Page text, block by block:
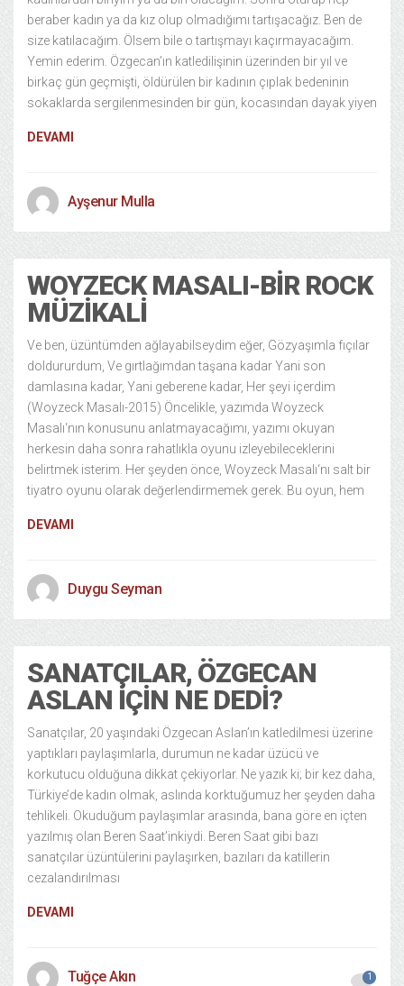
beraber kadın ya da kız olup olmadığımı tartışacağız. Ben de
size katılacağım. Ölsem bile o tartışmayı kaçırmayacağım.
Yemin ederim. Özgecan’ın katledilişinin üzerinden bir yıl ve
birkaç gün geçmişti, öldürülen bir kadının çıplak bedeninin
sokaklarda sergilenmesinden bir gün, kocasından dayak yiyen
DEVAMI
Ayşenur Mulla
WOYZECK MASALI-BIR ROCK
MÜZIKALI
Ve ben, üzüntümden ağlayabilseydim eğer, Gözyaşımla fıçılar
doldururdum, Ve gırtlağımdan taşana kadar Yani son
damlasına kadar, Yani geberene kadar, Her şeyi içerdim
(Woyzeck Masalı-2015) Öncelikle, yazımda Woyzeck
Masalı‘nın konusunu anlatmayacağımı, yazımı okuyan
herkesin daha sonra rahatlıkla oyunu izleyebileceklerini
belirtmek isterim. Her şeyden önce, Woyzeck Masalı‘nı salt bir
tiyatro oyunu olarak değerlendirmemek gerek. Bu oyun, hem
DEVAMI
Duygu Seyman
SANATÇILAR, ÖZGECAN
ASLAN İÇIN NE DEDI?
Sanatçılar, 20 yaşındaki Özgecan Aslan’ın katledilmesi üzerine
yaptıkları paylaşımlarla, durumun ne kadar üzücü ve
korkutucu olduğuna dikkat çekiyorlar. Ne yazık ki; bir kez daha,
Türkiye’de kadın olmak, aslında korktuğumuz her şeyden daha
tehlikeli. Okuduğum paylaşımlar arasında, bana göre en içten
yazılmış olan Beren Saat’inkiydi. Beren Saat gibi bazı
sanatçılar üzüntülerini paylaşırken, bazıları da katillerin
cezalandırılması
DEVAMI
Tuğçe Akın 1